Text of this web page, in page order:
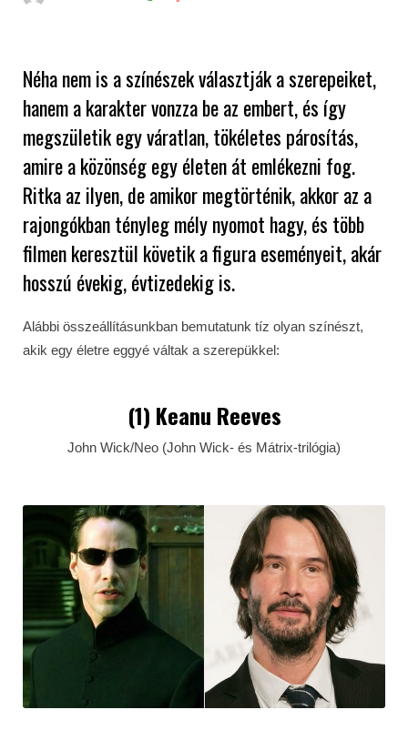
Néha nem is a színészek választják a szerepeiket,
hanem a karakter vonzza be az embert, és így
megszületik egy váratlan, tökéletes párosítás,
amire a közönség egy életen át emlékezni fog.
Ritka az ilyen, de amikor megtörténik, akkor az a
rajongókban tényleg mély nyomot hagy, és több
filmen keresztül követik a figura eseményeit, akár
hosszú évekig, évtizedekig is.
Alábbi összeállításunkban bemutatunk tíz olyan színészt,
akik egy életre eggyé váltak a szerepükkel:
(1) Keanu Reeves
John Wick/Neo (John Wick- és Mátrix-trilógia)